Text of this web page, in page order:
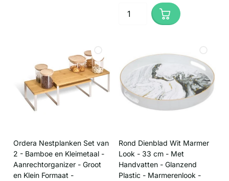
Ordera Nestplanken Set van
2 - Bamboe en Kleimetaal -
Aanrechtorganizer - Groot
en Klein Formaat -
Rond Dienblad Wit Marmer
Look - 33 cm - Met
Handvatten - Glanzend
Plastic - Marmerenlook -